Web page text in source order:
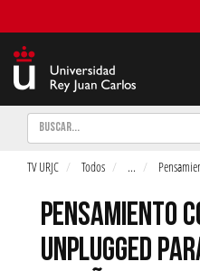
Buscar
TV URJC Todos ...
PENSAMIENTO
UNPLUGGED